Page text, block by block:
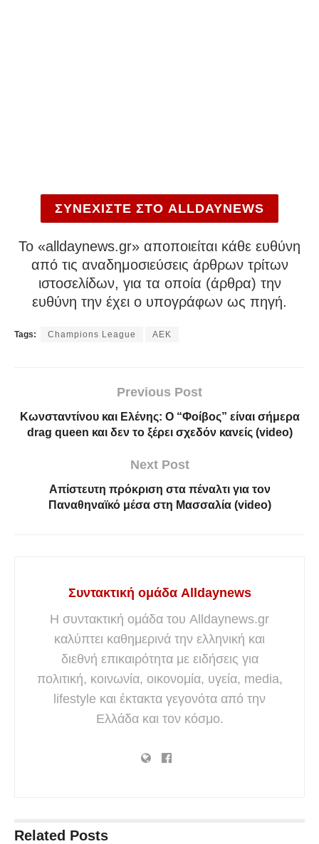
ΣΥΝΕΧΙΣΤΕ ΣΤΟ ALLDAYNEWS
To «alldaynews.gr» αποποιείται κάθε ευθύνη
από τις αναδημοσιεύσεις άρθρων τρίτων
ιστοσελίδων, για τα οποία (άρθρα) την
ευθύνη την έχει ο υπογράφων ως πηγή.
Tags: Champions League ΑΕΚ
Previous Post
Κωνσταντίνου και Ελένης: Ο “Φοίβος” είναι σήμερα
drag queen και δεν το ξέρει σχεδόν κανείς (video)
Next Post
Απίστευτη πρόκριση στα πέναλτι για τον
Παναθηναϊκό μέσα στη Μασσαλία (video)
Συντακτική ομάδα Alldaynews
Η συντακτική ομάδα του Alldaynews.gr
καλύπτει καθημερινά την ελληνική και
διεθνή επικαιρότητα με ειδήσεις για
πολιτική, κοινωνία, οικονομία, υγεία, media,
lifestyle και έκτακτα γεγονότα από την
Ελλάδα και τον κόσμο.
Related Posts